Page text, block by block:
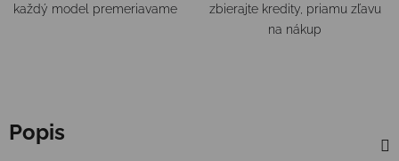
každý model premeriavame
zbierajte kredity, priamu zľavu
na nákup
Popis